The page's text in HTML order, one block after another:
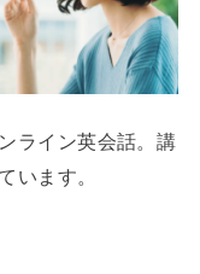
ライン英会話。講
います。